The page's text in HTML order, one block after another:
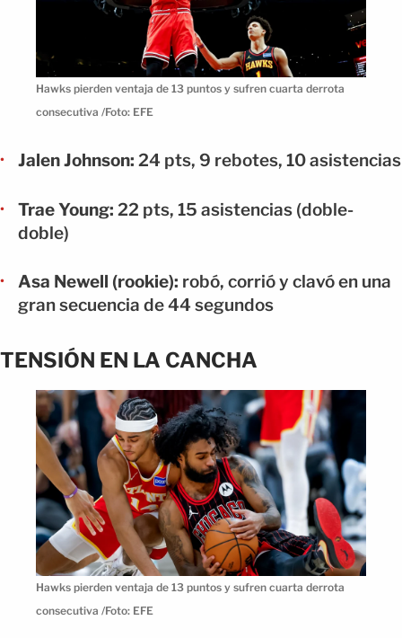
Hawks pierden ventaja de 13 puntos y sufren cuarta derrota
consecutiva /Foto: EFE
Jalen Johnson: 24 pts, 9 rebotes, 10 asistencias
Trae Young: 22 pts, 15 asistencias (doble-
doble)
Asa Newell (rookie): robó, corrió y clavó en una
gran secuencia de 44 segundos
TENSIÓN EN LA CANCHA
Hawks pierden ventaja de 13 puntos y sufren cuarta derrota
consecutiva /Foto: EFE